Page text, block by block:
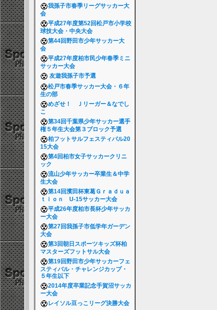
我孫子市春季リーグサッカー大
会
平成27年度第52回松戸市小学校
球技大会・中央大会
第44回野田市少年サッカー大
会
平成27年度柏市民少年春季ミニ
サッカー大会
友遊我孫子市予選
松戸市春季サッカー大会・６年
生の部
めざせ！ Ｊリーガー＆なでし
こ
第34回千葉県少年サッカー選手
権５年生大会第３ブロック予選
柏フットサルフェスティバル20
15大会
第4回柏市女子サッカークリニ
ック
流山少年サッカー卒業生＆中学
生大会
第14回濱田杯東葛Ｇｒａｄｕａ
ｔｉｏｎ U-15サッカー大会
平成26年度柏市長杯少年サッカ
ー大会
第27回我孫子市低学年ガーデン
大会
第3回朝日スポーツキッズ杯柏
マスターズフットサル大会
第19回野田市少年サッカーフェ
スティバル・チャレンジカップ・
５年生以下
2014年度卒業記念手賀沼サッカ
ー大会
レイソル豆っこリーグ決勝大会